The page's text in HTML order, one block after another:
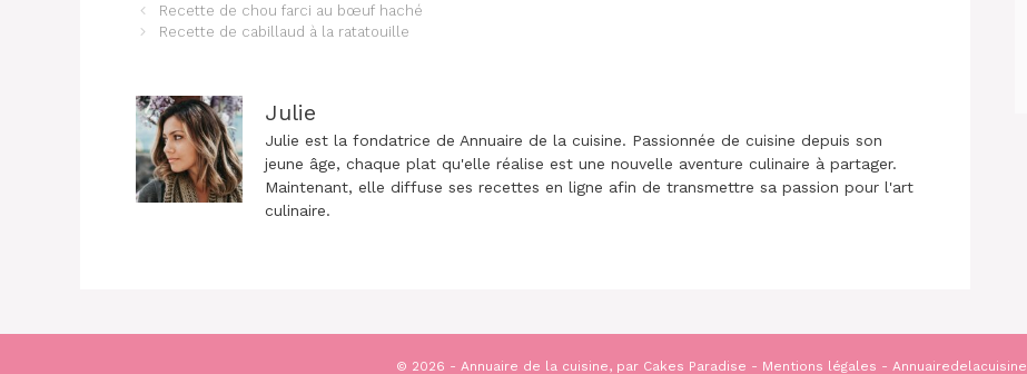
Navigation
des
Recette de chou farci au bœuf haché
Recette de cabillaud à la ratatouille
Julie
Julie est la fondatrice de Annuaire de la cuisine. Passionnée de cuisine depuis son
jeune âge, chaque plat qu'elle réalise est une nouvelle aventure culinaire à partager.
Maintenant, elle diffuse ses recettes en ligne afin de transmettre sa passion pour l'art
culinaire.
© 2026 - Annuaire de la cuisine, par Cakes Paradise - Mentions légales -